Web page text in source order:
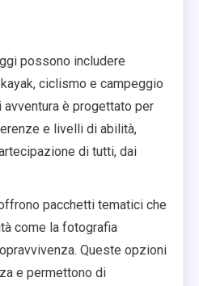
possono includere
ciclismo e campeggio
è progettato per
e livelli di abilità,
di tutti, dai
pacchetti tematici che
come la fotografia
Queste opzioni
e permettono di